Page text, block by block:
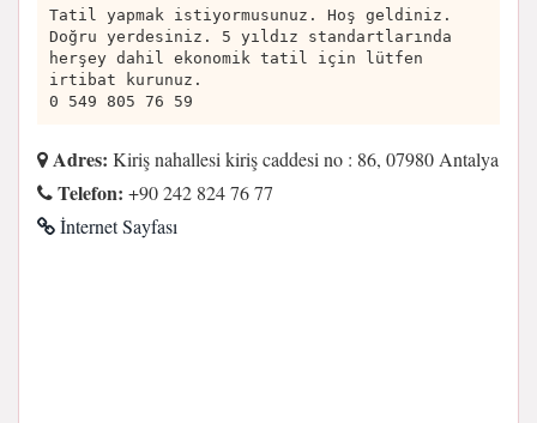
Tatil yapmak istiyormusunuz. Hoş geldiniz.
Doğru yerdesiniz. 5 yıldız standartlarında
herşey dahil ekonomik tatil için lütfen
irtibat kurunuz.
0 549 805 76 59
Adres: Kiriş nahallesi kiriş caddesi no : 86, 07980 Antalya
Telefon: +90 242 824 76 77
İnternet Sayfası